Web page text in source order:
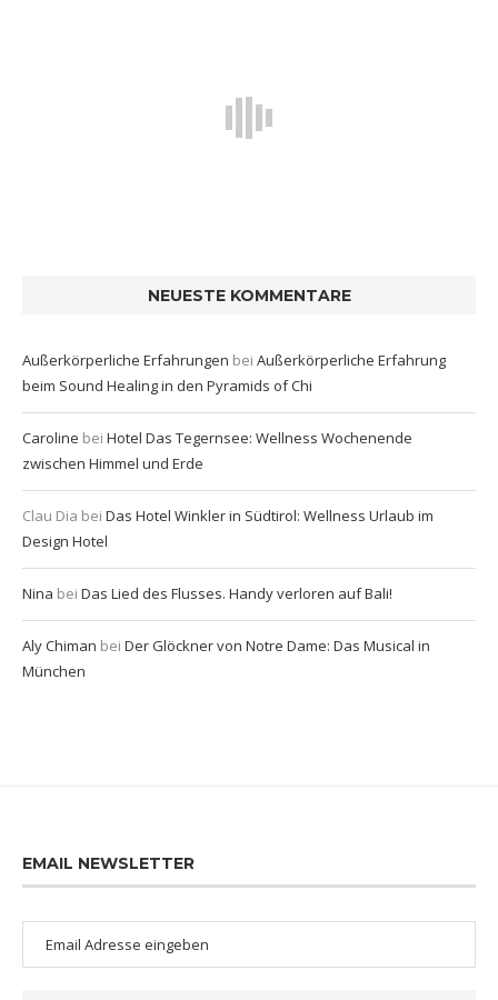
NEUESTE KOMMENTARE
Außerkörperliche Erfahrungen bei Außerkörperliche Erfahrung
beim Sound Healing in den Pyramids of Chi
Caroline bei Hotel Das Tegernsee: Wellness Wochenende
zwischen Himmel und Erde
Clau Dia bei Das Hotel Winkler in Südtirol: Wellness Urlaub im
Design Hotel
Nina bei Das Lied des Flusses. Handy verloren auf Bali!
Aly Chiman bei Der Glöckner von Notre Dame: Das Musical in
München
EMAIL NEWSLETTER